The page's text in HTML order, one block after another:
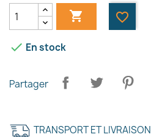
 favorite_border
 En stock
Partager
TRANSPORT ET LIVRAISON